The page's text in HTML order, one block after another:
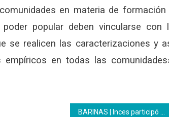
en materia de formación
popular deben vincularse con
se realicen las caracterizaciones y
en todas las
BARINAS | Inces participó en una jornada social en el geriátrico José Ignacio del Pumar